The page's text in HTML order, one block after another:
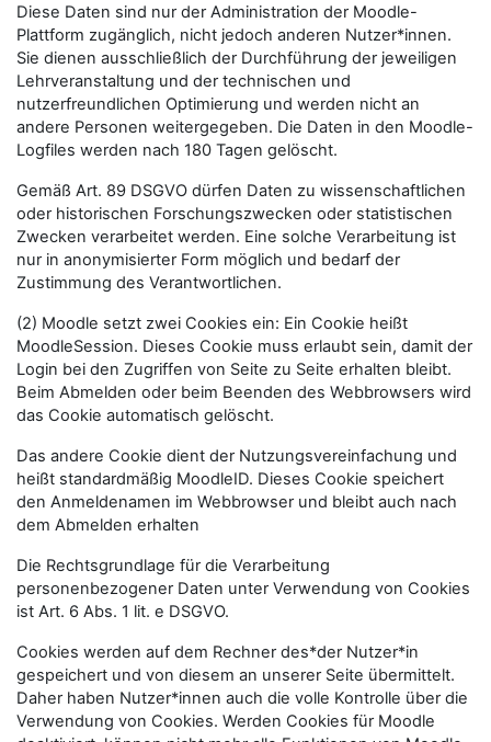
Diese Daten sind nur der Administration der Moodle-
Plattform zugänglich, nicht jedoch anderen Nutzer*innen.
Sie dienen ausschließlich der Durchführung der jeweiligen
Lehrveranstaltung und der technischen und
nutzerfreundlichen Optimierung und werden nicht an
andere Personen weitergegeben. Die Daten in den Moodle-
Logfiles werden nach 180 Tagen gelöscht.
Gemäß Art. 89 DSGVO dürfen Daten zu wissenschaftlichen
oder historischen Forschungszwecken oder statistischen
Zwecken verarbeitet werden. Eine solche Verarbeitung ist
nur in anonymisierter Form möglich und bedarf der
Zustimmung des Verantwortlichen.
(2) Moodle setzt zwei Cookies ein: Ein Cookie heißt
MoodleSession. Dieses Cookie muss erlaubt sein, damit der
Login bei den Zugriffen von Seite zu Seite erhalten bleibt.
Beim Abmelden oder beim Beenden des Webbrowsers wird
das Cookie automatisch gelöscht.
Das andere Cookie dient der Nutzungsvereinfachung und
heißt standardmäßig MoodleID. Dieses Cookie speichert
den Anmeldenamen im Webbrowser und bleibt auch nach
dem Abmelden erhalten
Die Rechtsgrundlage für die Verarbeitung
personenbezogener Daten unter Verwendung von Cookies
ist Art. 6 Abs. 1 lit. e DSGVO.
Cookies werden auf dem Rechner des*der Nutzer*in
gespeichert und von diesem an unserer Seite übermittelt.
Daher haben Nutzer*innen auch die volle Kontrolle über die
Verwendung von Cookies. Werden Cookies für Moodle